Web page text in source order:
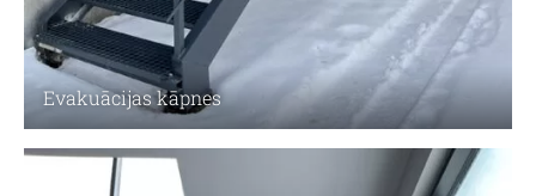
Evakuācijas kāpnes